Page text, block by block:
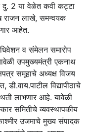
दु. 2 या वेळेत कवी कट्टा
राजन लाखे, समन्वयक
आहेत.
व संमेलन समारोप
उपमुख्यमंत्री एकनाथ
समूहाचे अध्यक्ष विजय
डी.वाय.पाटील विद्यापीठाचे
लाभणार आहे. यावेळी
समितीचे व्यवस्थापकीय
उजमाचे मुख्य संपादक